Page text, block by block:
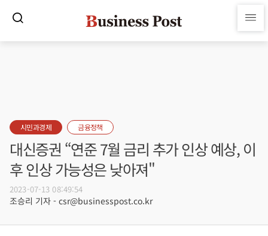
시민과경제 금융정책
대신증권 “연준 7월 금리 추가 인상 예상, 이
후 인상 가능성은 낮아져"
2023-07-13 08:49:54
조승리 기자 - csr@businesspost.co.kr